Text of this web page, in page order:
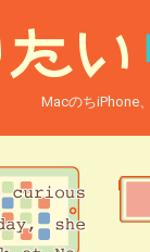
MacのちiPhone